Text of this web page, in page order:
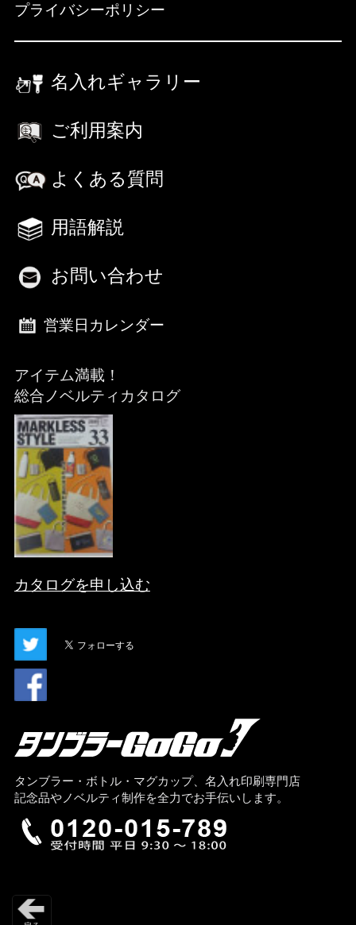
プライバシーポリシー
名入れギャラリー
ご利用案内
よくある質問
用語解説
お問い合わせ
営業日カレンダー
アイテム満載！
総合ノベルティカタログ
カタログを申し込む
タンブラー・ボトル・マグカップ、名入れ印刷専門店
記念品やノベルティ制作を全力でお手伝いします。